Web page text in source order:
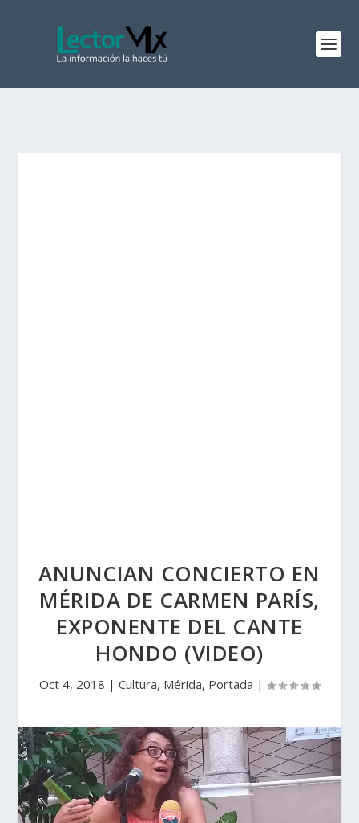
ANUNCIAN CONCIERTO EN
MÉRIDA DE CARMEN PARÍS,
EXPONENTE DEL CANTE
HONDO (VIDEO)
Oct 4, 2018 | Cultura, Mérida, Portada |